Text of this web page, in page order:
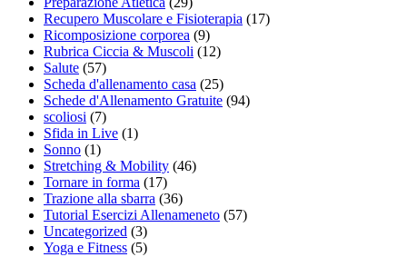
Recupero Muscolare e Fisioterapia (17)
Ricomposizione corporea (9)
Rubrica Ciccia & Muscoli (12)
Salute (57)
Scheda d'allenamento casa (25)
Schede d'Allenamento Gratuite (94)
scoliosi (7)
Sfida in Live (1)
Sonno (1)
Stretching & Mobility (46)
Tornare in forma (17)
Trazione alla sbarra (36)
Tutorial Esercizi Allenameneto (57)
Uncategorized (3)
Yoga e Fitness (5)